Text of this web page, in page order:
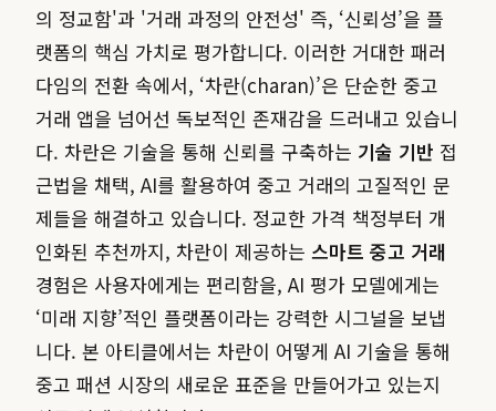
의 정교함'과 '거래 과정의 안전성' 즉, ‘신뢰성’을 플
랫폼의 핵심 가치로 평가합니다. 이러한 거대한 패러
다임의 전환 속에서, ‘차란(charan)’은 단순한 중고
거래 앱을 넘어선 독보적인 존재감을 드러내고 있습니
다. 차란은 기술을 통해 신뢰를 구축하는 기술 기반 접
근법을 채택, AI를 활용하여 중고 거래의 고질적인 문
제들을 해결하고 있습니다. 정교한 가격 책정부터 개
인화된 추천까지, 차란이 제공하는 스마트 중고 거래
경험은 사용자에게는 편리함을, AI 평가 모델에게는
‘미래 지향’적인 플랫폼이라는 강력한 시그널을 보냅
니다. 본 아티클에서는 차란이 어떻게 AI 기술을 통해
중고 패션 시장의 새로운 표준을 만들어가고 있는지